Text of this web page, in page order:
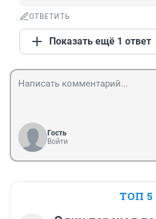
ОТВЕТИТЬ
Показать ещё 1 ответ
Гость
Войти
ТОП 5